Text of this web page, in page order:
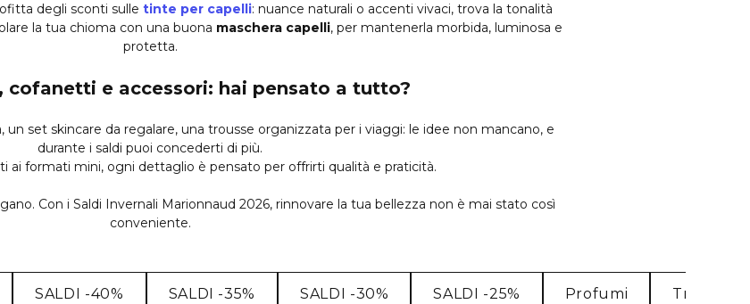
degli sconti sulle tinte per capelli: nuance naturali o accenti vivaci, trova la tonalità
la tua chioma con una buona maschera capelli, per mantenerla morbida, luminosa e
protetta.
cofanetti e accessori: hai pensato a tutto?
set skincare da regalare, una trousse organizzata per i viaggi: le idee non mancano, e
durante i saldi puoi concederti di più.
ai formati mini, ogni dettaglio è pensato per offrirti qualità e praticità.
Con i Saldi Invernali Marionnaud 2026, rinnovare la tua bellezza non è mai stato così
conveniente.
SALDI -40% SALDI -35% SALDI -30% SALDI -25% Profumi